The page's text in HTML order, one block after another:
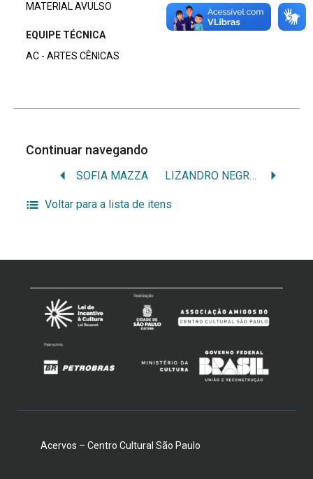
MATERIAL AVULSO
EQUIPE TÉCNICA
AC - ARTES CÊNICAS
Continuar navegando
SOFIA MAZZA LIZANDRO NEGROMANTI
Voltar para a lista de itens
Acervos – Centro Cultural São Paulo